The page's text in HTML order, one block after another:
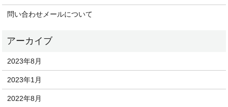
問い合わせメールについて
2023年8月
2023年1月
2022年8月